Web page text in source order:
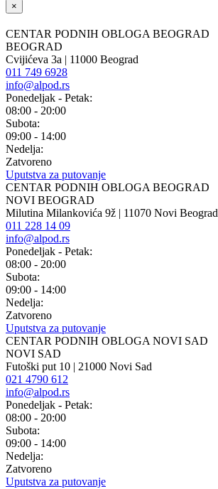
×
CENTAR PODNIH OBLOGA BEOGRAD
BEOGRAD
Cvijićeva 3a | 11000 Beograd
011 749 6928
info@alpod.rs
Ponedeljak - Petak:
08:00 - 20:00
Subota:
09:00 - 14:00
Nedelja:
Zatvoreno
Uputstva za putovanje
CENTAR PODNIH OBLOGA BEOGRAD
NOVI BEOGRAD
Milutina Milankovića 9ž | 11070 Novi Beograd
011 228 14 09
info@alpod.rs
Ponedeljak - Petak:
08:00 - 20:00
Subota:
09:00 - 14:00
Nedelja:
Zatvoreno
Uputstva za putovanje
CENTAR PODNIH OBLOGA NOVI SAD
NOVI SAD
Futoški put 10 | 21000 Novi Sad
021 4790 612
info@alpod.rs
Ponedeljak - Petak:
08:00 - 20:00
Subota:
09:00 - 14:00
Nedelja:
Zatvoreno
Uputstva za putovanje